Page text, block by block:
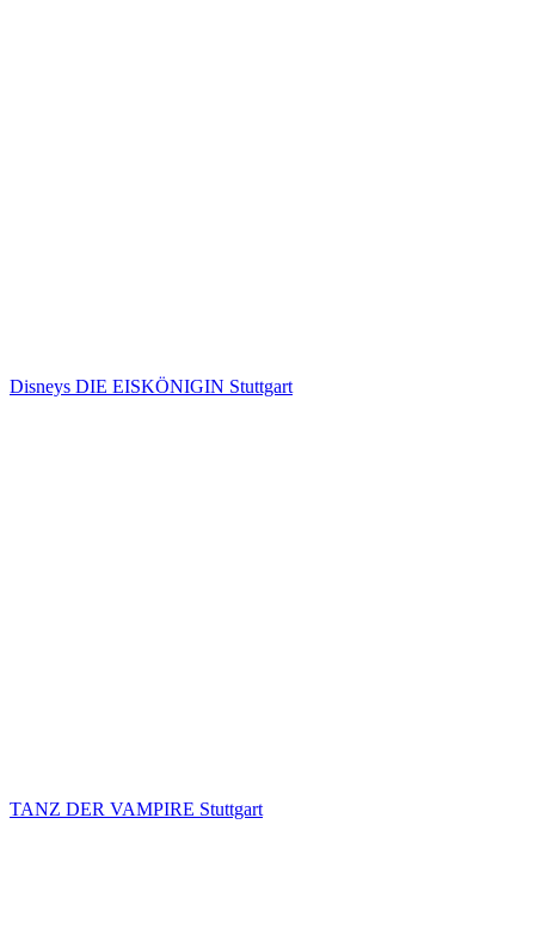
Disneys DIE EISKÖNIGIN Stuttgart
TANZ DER VAMPIRE Stuttgart